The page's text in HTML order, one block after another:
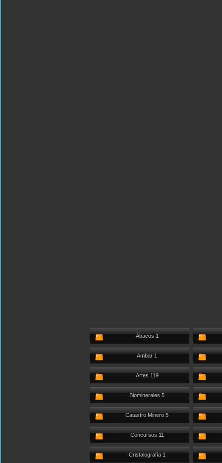
Ábacos 1
Ambar 1
Artes 119
Biominerales 5
Catastro Minero 5
Concursos 11
Cristalografía 1